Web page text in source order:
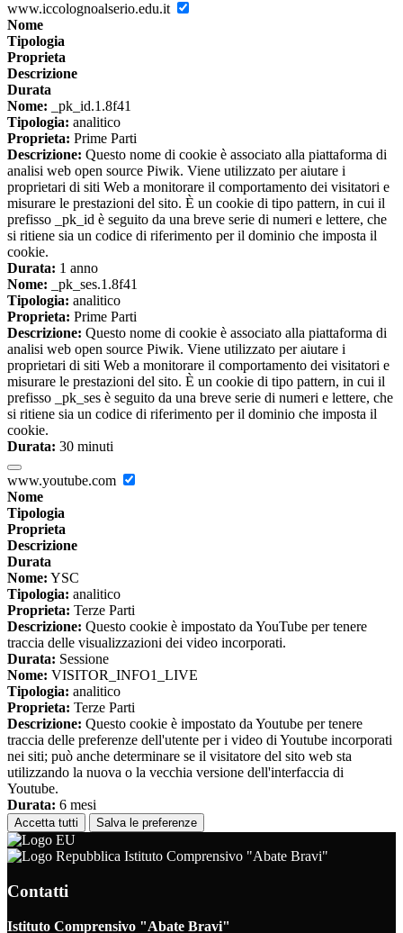
www.iccolognoalserio.edu.it
Nome
Tipologia
Proprieta
Descrizione
Durata
Nome: _pk_id.1.8f41
Tipologia: analitico
Proprieta: Prime Parti
Descrizione: Questo nome di cookie è associato alla piattaforma di
analisi web open source Piwik. Viene utilizzato per aiutare i
proprietari di siti Web a monitorare il comportamento dei visitatori e
misurare le prestazioni del sito. È un cookie di tipo pattern, in cui il
prefisso _pk_id è seguito da una breve serie di numeri e lettere, che
si ritiene sia un codice di riferimento per il dominio che imposta il
cookie.
Durata: 1 anno
Nome: _pk_ses.1.8f41
Tipologia: analitico
Proprieta: Prime Parti
Descrizione: Questo nome di cookie è associato alla piattaforma di
analisi web open source Piwik. Viene utilizzato per aiutare i
proprietari di siti Web a monitorare il comportamento dei visitatori e
misurare le prestazioni del sito. È un cookie di tipo pattern, in cui il
prefisso _pk_ses è seguito da una breve serie di numeri e lettere, che
si ritiene sia un codice di riferimento per il dominio che imposta il
cookie.
Durata: 30 minuti
www.youtube.com
Nome
Tipologia
Proprieta
Descrizione
Durata
Nome: YSC
Tipologia: analitico
Proprieta: Terze Parti
Descrizione: Questo cookie è impostato da YouTube per tenere
traccia delle visualizzazioni dei video incorporati.
Durata: Sessione
Nome: VISITOR_INFO1_LIVE
Tipologia: analitico
Proprieta: Terze Parti
Descrizione: Questo cookie è impostato da Youtube per tenere
traccia delle preferenze dell'utente per i video di Youtube incorporati
nei siti; può anche determinare se il visitatore del sito web sta
utilizzando la nuova o la vecchia versione dell'interfaccia di
Youtube.
Durata: 6 mesi
Accetta tutti Salva le preferenze
Istituto Comprensivo "Abate Bravi"
Contatti
Istituto Comprensivo "Abate Bravi"